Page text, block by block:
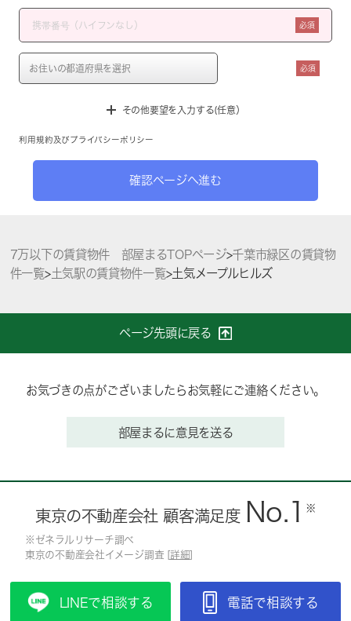
必須
必須
その他要望を入力する(任意）
利用規約 及び プライバシーポリシー
確認ページへ進む
7万以下の賃貸物件 部屋まるTOPページ>千葉市緑区の賃貸物
件一覧>土気駅の賃貸物件一覧>土気メープルヒルズ
ページ先頭に戻る
お気づきの点がございましたらお気軽にご連絡ください。
部屋まるに意見を送る
東京の不動産会社 顧客満足度 No.1 ※
※ゼネラルリサーチ調べ
東京の不動産会社イメージ調査 [詳細]
LINEで相談する 電話で相談する